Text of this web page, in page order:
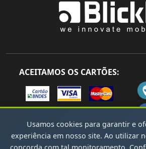
ACEITAMOS OS CARTÕES:
Usamos cookies para garantir e
experiência em nosso site. Ao utilizar